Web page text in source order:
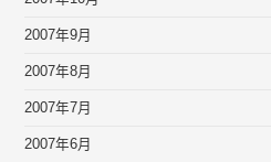
2007年9月
2007年8月
2007年7月
2007年6月